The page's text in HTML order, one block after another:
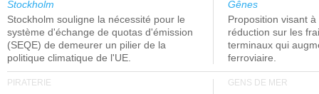
grand nombre de
navires.
Stockholm
Stockholm souligne la nécessité pour le
système d'échange de quotas d'émission
(SEQE) de demeurer un pilier de la
politique climatique de l'UE.
l'attention
politiciens.
Gênes
Proposition visant
réduction sur les
terminaux qui
ferroviaire.
PIRATERIE GENS DE MER